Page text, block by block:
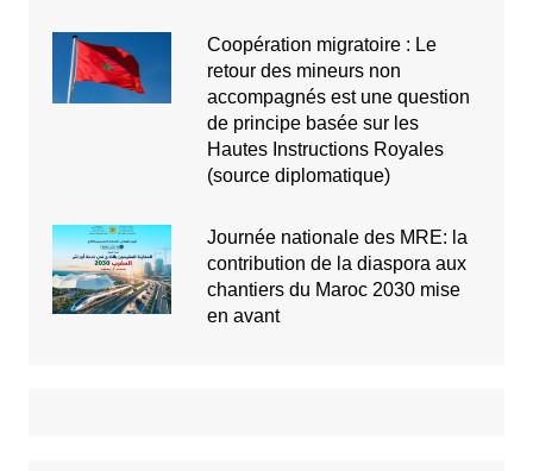
Coopération migratoire : Le
retour des mineurs non
accompagnés est une question
de principe basée sur les
Hautes Instructions Royales
(source diplomatique)
Journée nationale des MRE: la
contribution de la diaspora aux
chantiers du Maroc 2030 mise
en avant